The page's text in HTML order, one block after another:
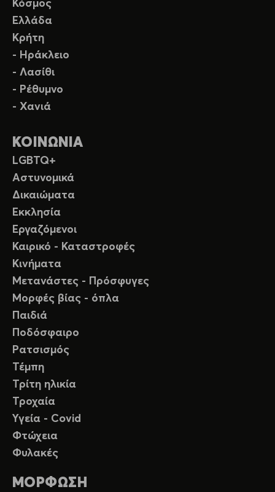
Κόσμος
Ελλάδα
Κρήτη
- Ηράκλειο
- Λασίθι
- Ρέθυμνο
- Χανιά
ΚΟΙΝΩΝΙΑ
LGBTQ+
Αστυνομικά
Δικαιώματα
Εκκλησία
Εργαζόμενοι
Καιρικό - Καταστροφές
Κινήματα
Μετανάστες - Πρόσφυγες
Μορφές βίας - όπλα
Παιδιά
Ποδόσφαιρο
Ρατσισμός
Τέμπη
Τρίτη ηλικία
Τροχαία
Υγεία - Covid
Φτώχεια
Φυλακές
ΜΟΡΦΩΣΗ